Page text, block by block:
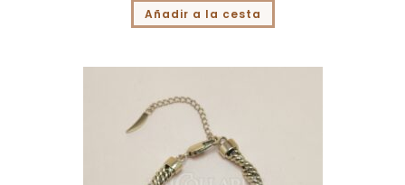
Añadir a la cesta